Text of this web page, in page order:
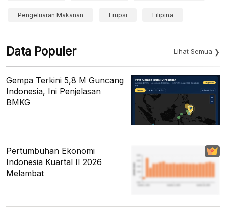
Pengeluaran Makanan Erupsi Filipina
Data Populer Lihat Semua
Gempa Terkini 5,8 M Guncang
Indonesia, Ini Penjelasan
BMKG
Pertumbuhan Ekonomi
Indonesia Kuartal II 2026
Melambat